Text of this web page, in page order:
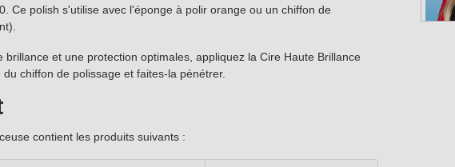
Ce polish s'utilise avec l'éponge à polir orange ou un chiffon de
brillance et une protection optimales, appliquez la Cire Haute Brillance
chiffon de polissage et faites-la pénétrer.
contient les produits suivants :